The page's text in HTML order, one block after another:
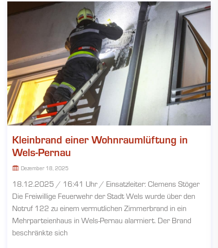
Kleinbrand einer Wohnraumlüftung in
Wels-Pernau
Dezember 18, 2025
18.12.2025 / 16:41 Uhr / Einsatzleiter: Clemens Stöger
Die Freiwillige Feuerwehr der Stadt Wels wurde über den
Notruf 122 zu einem vermutlichen Zimmerbrand in ein
Mehrparteienhaus in Wels-Pernau alarmiert. Der Brand
beschränkte sich